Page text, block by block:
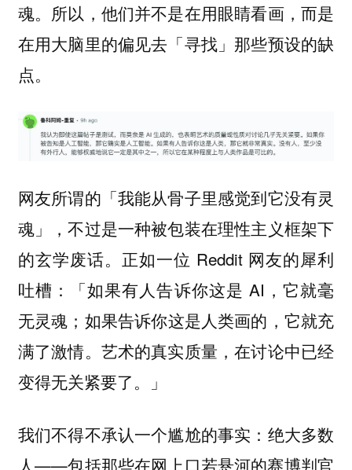
魂。所以，他们并不是在用眼睛看画，而是
在用大脑里的偏见去「寻找」那些预设的缺
点。
网友所谓的「我能从骨子里感觉到它没有灵
魂」，不过是一种被包装在理性主义框架下
的玄学废话。正如一位 Reddit 网友的犀利
吐槽：「如果有人告诉你这是 AI，它就毫
无灵魂；如果告诉你这是人类画的，它就充
满了激情。艺术的真实质量，在讨论中已经
变得无关紧要了。」
我们不得不承认一个尴尬的事实：绝大多数
人——包括那些在网上口若悬河的赛博判官